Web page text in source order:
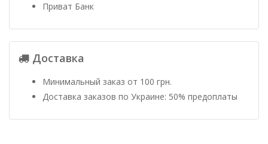
Приват Банк
Доставка
Минимальный заказ от 100 грн.
Доставка заказов по Украине: 50% предоплаты